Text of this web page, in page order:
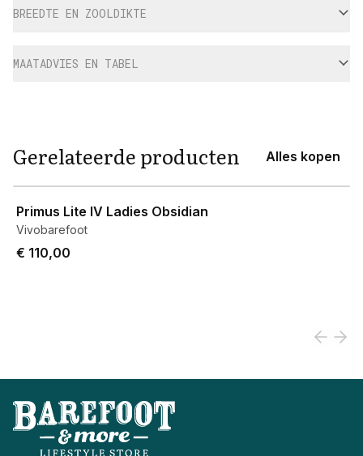
BREEDTE EN ZOOLDIKTE
MAATADVIES EN TABEL
Gerelateerde producten Alles kopen
Primus Lite IV Ladies Obsidian
Vivobarefoot
€ 110,00